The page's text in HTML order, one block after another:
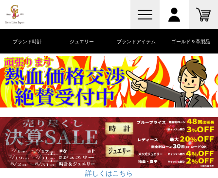
ブランド時計 ジュエリー ブランドアイテム ゴールド＆革製品
詳しくはこちら